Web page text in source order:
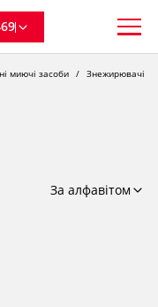
миючі засоби Знежирювачі
За алфавітом